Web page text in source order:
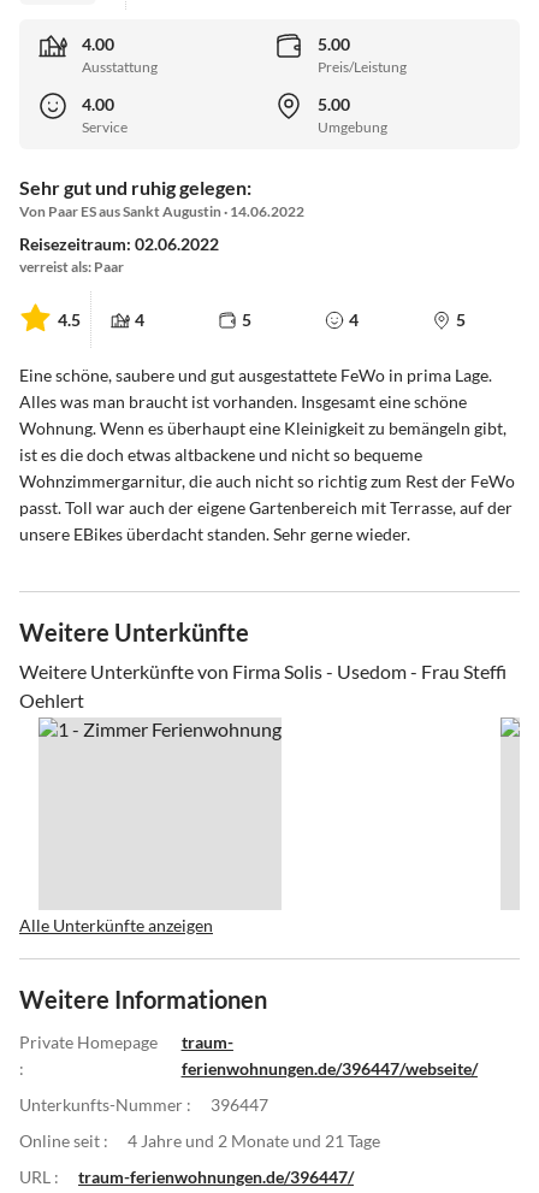
4.00
Ausstattung
5.00
Preis/Leistung
4.00
Service
5.00
Umgebung
Sehr gut und ruhig gelegen:
Von Paar ES aus Sankt Augustin · 14.06.2022
Reisezeitraum: 02.06.2022
verreist als: Paar
4.5 4 5 4 5
Eine schöne, saubere und gut ausgestattete FeWo in prima Lage.
Alles was man braucht ist vorhanden. Insgesamt eine schöne
Wohnung. Wenn es überhaupt eine Kleinigkeit zu bemängeln gibt,
ist es die doch etwas altbackene und nicht so bequeme
Wohnzimmergarnitur, die auch nicht so richtig zum Rest der FeWo
passt. Toll war auch der eigene Gartenbereich mit Terrasse, auf der
unsere EBikes überdacht standen. Sehr gerne wieder.
Weitere Unterkünfte
Weitere Unterkünfte von Firma Solis - Usedom - Frau Steffi
Oehlert
Alle Unterkünfte anzeigen
Weitere Informationen
Private Homepage
:
traum-
ferienwohnungen.de/396447/webseite/
Unterkunfts-Nummer :
396447
Online seit :
4 Jahre und 2 Monate und 21 Tage
URL :
traum-ferienwohnungen.de/396447/